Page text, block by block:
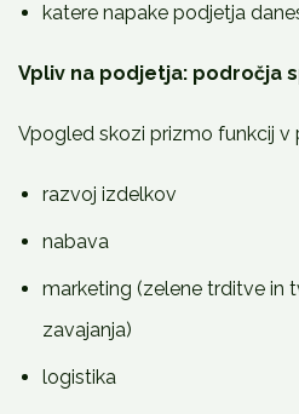
katere napake podjetja
Vpliv na podjetja: področja
Vpogled skozi prizmo funkcij v
razvoj izdelkov
nabava
marketing (zelene trditve in
zavajanja)
logistika